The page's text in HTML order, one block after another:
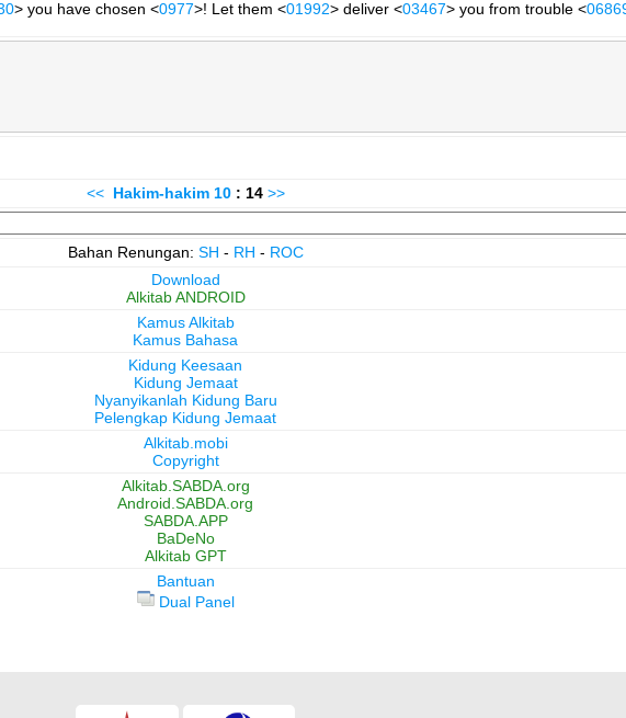
> you have chosen <0977>! Let them <01992> deliver <03467> you from trouble <
<< Hakim-hakim 10 : 14 >>
Bahan Renungan: SH - RH - ROC
Download
Alkitab ANDROID
Kamus Alkitab
Kamus Bahasa
Kidung Keesaan
Kidung Jemaat
Nyanyikanlah Kidung Baru
Pelengkap Kidung Jemaat
Alkitab.mobi
Copyright
Alkitab.SABDA.org
Android.SABDA.org
SABDA.APP
BaDeNo
Alkitab GPT
Bantuan
Dual Panel